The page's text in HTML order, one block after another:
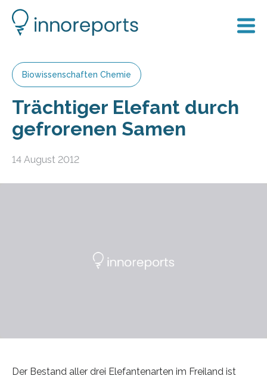
Biowissenschaften Chemie
Trächtiger Elefant durch
gefrorenen Samen
14 August 2012
Der Bestand aller drei Elefantenarten im Freiland ist